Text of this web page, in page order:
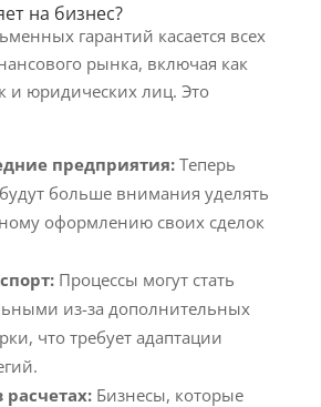
на бизнес?
гарантий касается всех
рынка, включая как
и юридических лиц. Это
предприятия:Теперь
больше внимания уделять
оформлению своих сделок
Процессы могут стать
из-за дополнительных
что требует адаптации
Бизнесы, которые